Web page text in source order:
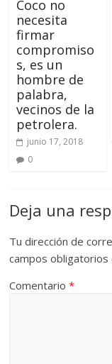
Coco no
necesita
firmar
compromiso
s, es un
hombre de
palabra,
vecinos de la
petrolera.
junio 17, 2018
0
Deja una
Tu dirección de
campos
Comentario*